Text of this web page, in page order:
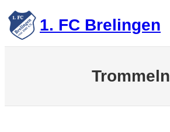
Zum
Inhalt
springen 1. FC Brelingen
Trommeln